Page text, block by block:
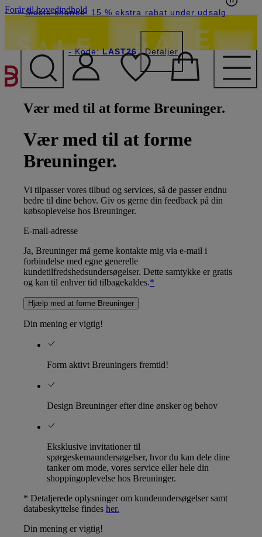
Forår til hovedindhold
Sidste chance: 15 % ekstra rabat under udsalg
- Kode:LAST26 Detaljer
Vær med til at forme Breuninger.
Vær med til at forme
Breuninger.
Vi tilpasser vores tilbud og services, så de passer endnu
bedre til dine behov. Giv os gerne din feedback på din
købsoplevelse hos Breuninger.
E-mail-adresse
Ja, Breuninger må gerne kontakte mig via e-mail i
forbindelse med egne generelle
kundetilfredshedsundersøgelser. Dette samtykke er gratis
og kan til enhver tid tilbagekaldes.*
Hjælp med at forme Breuninger
Din mening er vigtig!
Form aktivt Breuningers fremtid!
Design Breuninger efter dine ønsker og behov
Eksklusive invitationer til
spørgeskemaundersøgelser, hvor du kan dele dine
tanker om mode, vores service eller hele din
shoppingoplevelse hos Breuninger.
* Detaljerede oplysninger om kundeundersøgelser samt
databeskyttelse findes her.
Din mening er vigtig!